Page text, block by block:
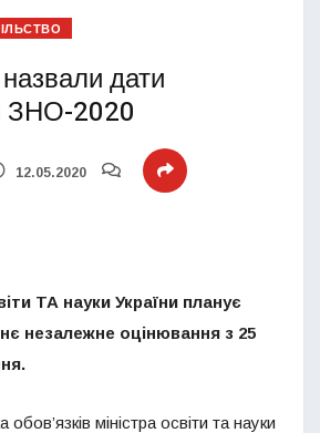
дати
ЗНО-2020
12.05.2020
ТА науки України планує
незалежне оцінювання з 25
міністра освіти та науки